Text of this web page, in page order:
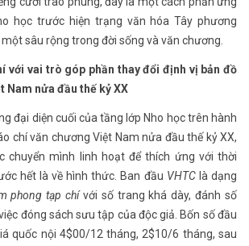
học trước hiện trạng văn hóa Tây phương
sâu rộng trong đời sống và văn chương.
với vai trò góp phần thay đổi định vị bản đồ
Nam nửa đầu thế kỷ XX
đại diện cuối của tầng lớp Nho học trên hành
chí văn chương Việt Nam nửa đầu thế kỷ XX,
chuyển mình linh hoạt để thích ứng với thời
hết là về hình thức. Ban đầu VHTClà dạng
phong tạp chívới số trang khá dày, đánh số
đóng sách sưu tập của độc giả. Bốn số đầu
quốc nội 4$00/12 tháng, 2$10/6 tháng, sau